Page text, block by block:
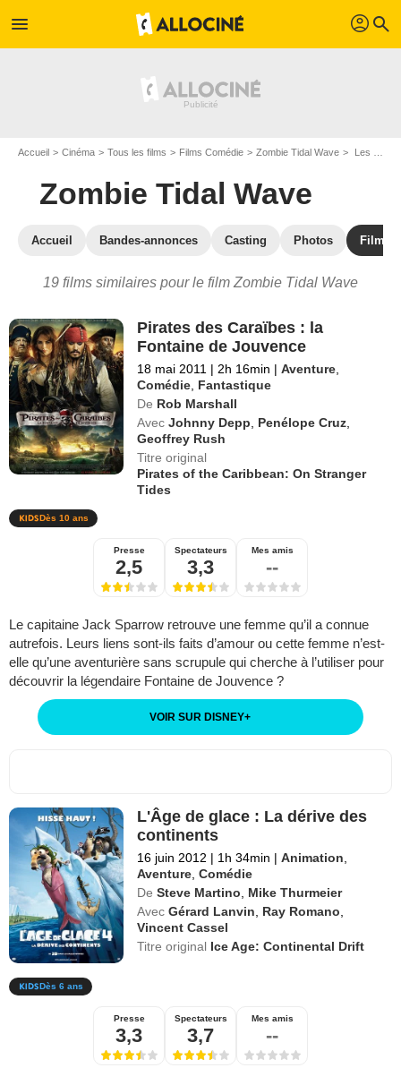
menu profil search
Accueil Cinéma Tous les films Films Comédie Zombie Tidal Wave Les films similaires à "Zombie Tidal Wave"
Zombie Tidal Wave
Accueil Bandes-annonces Casting Photos Films
19 films similaires pour le film Zombie Tidal Wave
Pirates des Caraïbes : la
Fontaine de Jouvence
18 mai 2011 | 2h 16min | Aventure
Comédie Fantastique
De Rob Marshall
Avec Johnny Depp Penélope Cruz
Geoffrey Rush
Titre original
Pirates of the Caribbean: On Stranger
Tides
Dès 10 ans
Presse
2,5
Spectateurs
3,3
Mes amis
--
Le capitaine Jack Sparrow retrouve une femme qu’il a connue
autrefois. Leurs liens sont-ils faits d’amour ou cette femme n’est-
elle qu’une aventurière sans scrupule qui cherche à l’utiliser pour
découvrir la légendaire Fontaine de Jouvence ?
VOIR SUR DISNEY+
L'Âge de glace : La dérive des
continents
16 juin 2012 | 1h 34min | Animation
Aventure ,Comédie
De Steve Martino
Mike Thurmeier
Avec Gérard Lanvin Ray Romano
Vincent Cassel
Titre original Ice Age: Continental Drift
Dès 6 ans
Presse
3,3
Spectateurs
3,7
Mes amis
--